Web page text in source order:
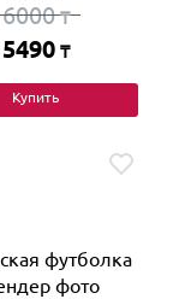
6000₸
5490 ₸
Купить